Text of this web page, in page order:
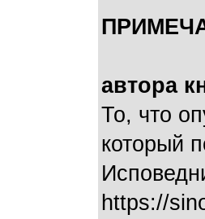
автора
То, что
который
https://